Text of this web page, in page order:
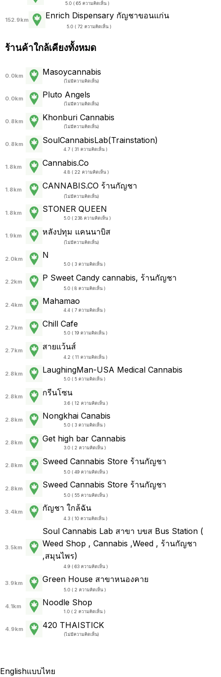
5.0 ( 65 ความคิดเห็น )
152.9km Enrich Dispensary กัญชาขอนแก่น
5.0 ( 72 ความคิดเห็น )
ร้านค้าใกล้เคียงทั้งหมด
0.0km Masoycannabis
(ไม่มีความคิดเห็น)
0.0km Pluto Angels
(ไม่มีความคิดเห็น)
0.8km Khonburi Cannabis
(ไม่มีความคิดเห็น)
0.8km SoulCannabisLab(Trainstation)
4.7 ( 31 ความคิดเห็น )
1.8km Cannabis.Co
4.8 ( 22 ความคิดเห็น )
1.8km CANNABIS.CO ร้านกัญชา
(ไม่มีความคิดเห็น)
1.8km STONER QUEEN
5.0 ( 238 ความคิดเห็น )
1.9km หลังปทุม แคนนาบิส
(ไม่มีความคิดเห็น)
2.0km N
5.0 ( 3 ความคิดเห็น )
2.2km P Sweet Candy cannabis, ร้านกัญชา
5.0 ( 8 ความคิดเห็น )
2.4km Mahamao
4.4 ( 7 ความคิดเห็น )
2.7km Chill Cafe
5.0 ( 19 ความคิดเห็น )
2.7km สายแว้นส์
4.2 ( 11 ความคิดเห็น )
2.8km LaughingMan-USA Medical Cannabis
5.0 ( 5 ความคิดเห็น )
2.8km กรีนโซน
3.6 ( 12 ความคิดเห็น )
2.8km Nongkhai Canabis
5.0 ( 3 ความคิดเห็น )
2.8km Get high bar Cannabis
3.0 ( 2 ความคิดเห็น )
2.8km Sweed Cannabis Store ร้านกัญชา
5.0 ( 49 ความคิดเห็น )
2.8km Sweed Cannabis Store ร้านกัญชา
5.0 ( 55 ความคิดเห็น )
3.4km กัญชา ใกล้ฉัน
4.3 ( 10 ความคิดเห็น )
3.5km
Soul Cannabis Lab สาขา บขส Bus Station (
Weed Shop , Cannabis ,Weed , ร้านกัญชา
,สมุนไพร)
4.9 ( 63 ความคิดเห็น )
3.9km Green House สาขาหนองคาย
5.0 ( 2 ความคิดเห็น )
4.1km Noodle Shop
1.0 ( 2 ความคิดเห็น )
4.9km 420 THAISTICK
(ไม่มีความคิดเห็น)
Englishแบบไทย